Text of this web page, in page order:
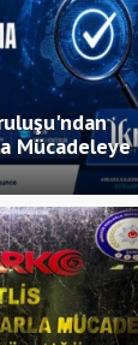
Mücadeleye